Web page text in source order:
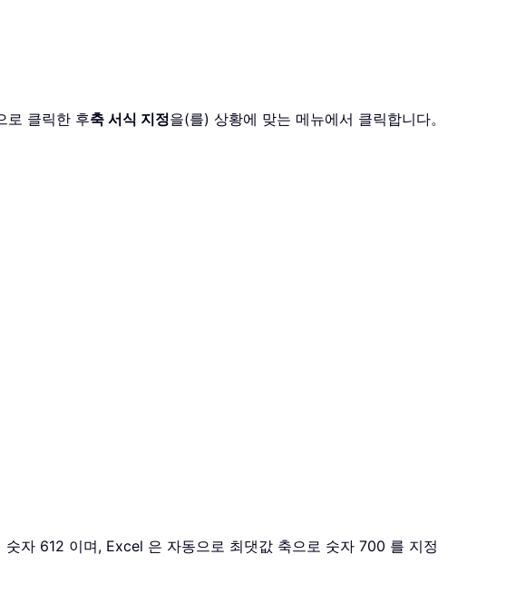
로 클릭한 후축 서식 지정을(를) 상황에 맞는 메뉴에서 클릭합니다。
자 612 이며, Excel 은 자동으로 최댓값 축으로 숫자 700 를 지정